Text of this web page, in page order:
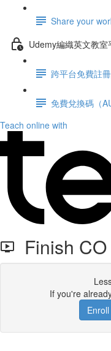
Share your
Udemy編織英文教室
跨平台免費註
免費兌換碼（
Teach online with
Finish CO
If you're